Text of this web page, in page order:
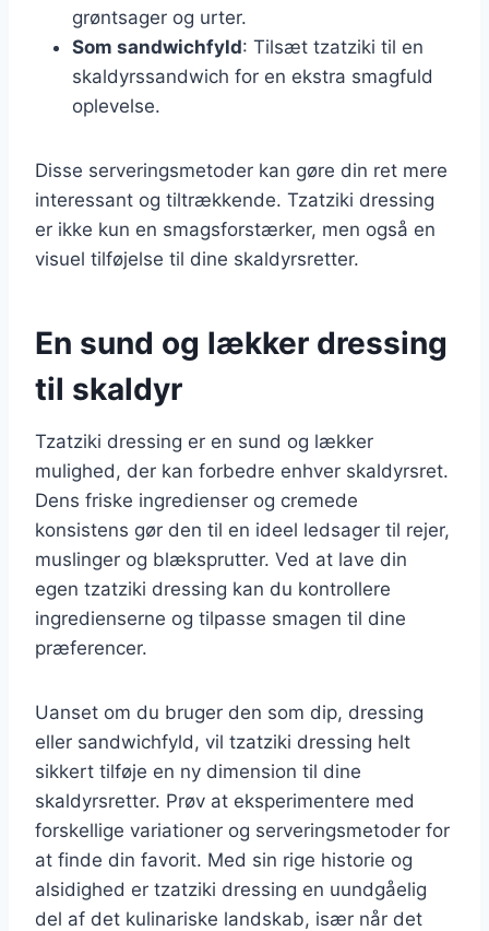
grøntsager og urter.
Som sandwichfyld: Tilsæt tzatziki til en
skaldyrssandwich for en ekstra smagfuld
oplevelse.
Disse serveringsmetoder kan gøre din ret mere
interessant og tiltrækkende. Tzatziki dressing
er ikke kun en smagsforstærker, men også en
visuel tilføjelse til dine skaldyrsretter.
En sund og lækker dressing
til skaldyr
Tzatziki dressing er en sund og lækker
mulighed, der kan forbedre enhver skaldyrsret.
Dens friske ingredienser og cremede
konsistens gør den til en ideel ledsager til rejer,
muslinger og blæksprutter. Ved at lave din
egen tzatziki dressing kan du kontrollere
ingredienserne og tilpasse smagen til dine
præferencer.
Uanset om du bruger den som dip, dressing
eller sandwichfyld, vil tzatziki dressing helt
sikkert tilføje en ny dimension til dine
skaldyrsretter. Prøv at eksperimentere med
forskellige variationer og serveringsmetoder for
at finde din favorit. Med sin rige historie og
alsidighed er tzatziki dressing en uundgåelig
del af det kulinariske landskab, især når det